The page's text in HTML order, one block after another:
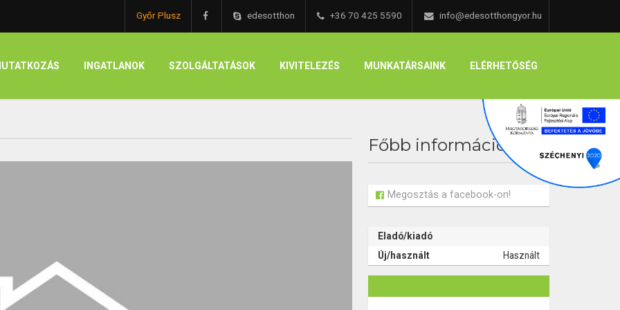
Győr Plusz edesotthon +36 70 425 5590 info@edesotthongyor.hu
INGATLANOK SZOLGÁLTATÁSOK KIVITELEZÉS MUNKATÁRSAINK ELÉRHETŐSÉG
Főbb információk
Megosztás a facebook-on!
Eladó/kiadó
Új/használt
Használt